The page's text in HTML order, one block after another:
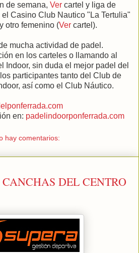
de semana, Ver cartel y liga de
el Casino Club Nautico "La Tertulia"
otro femenino (Ver cartel).
mucha actividad de padel.
en los carteles o llamando al
Indoor, sin duda el mejor padel del
participantes tanto del Club de
así como el Club Náutico.
en: padelindoorponferrada.com
hay comentarios:
DEL CENTRO